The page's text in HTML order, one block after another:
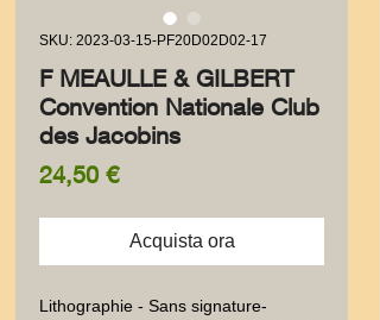
SKU: 2023-03-15-PF20D02D02-17
F MEAULLE & GILBERT
Convention Nationale Club
des Jacobins
24,50 €Prezzo
Acquista ora
Lithographie - Sans signature-